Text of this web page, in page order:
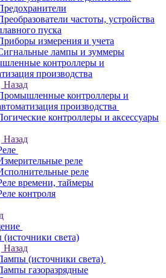
частоты, устройства
пуска
измерения и учета
лампы и зуммеры
контроллеры и
производства
Назад
контроллеры и
производства
контроллеры и аксессуары
Назад
реле
реле
времени, таймеры
контроля
света)
Назад
(источники света)
газоразрядные